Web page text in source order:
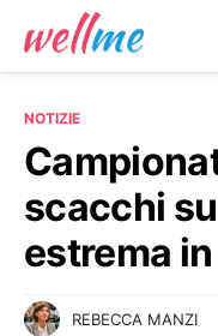
NOTIZIE
scacchi
estrema
REBECCA MANZI